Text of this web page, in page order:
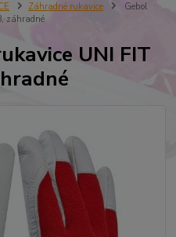
Záhradné rukavice
Gebol
záhradné
UNI FIT